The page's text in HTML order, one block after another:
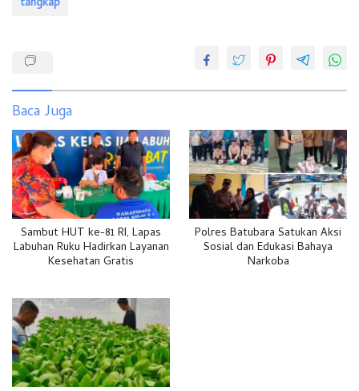
Baca Juga
Sambut HUT ke-81 RI, Lapas
Labuhan Ruku Hadirkan Layanan
Kesehatan Gratis
Polres Batubara Satukan Aksi
Sosial dan Edukasi Bahaya
Narkoba